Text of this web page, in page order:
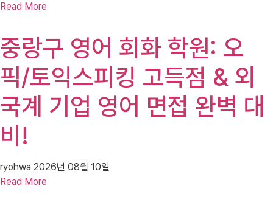
Read More
중랑구 영어 회화 학원: 오
픽/토익스피킹 고득점 & 외
국계 기업 영어 면접 완벽 대
비!
ryohwa 2026년 08월 10일
Read More